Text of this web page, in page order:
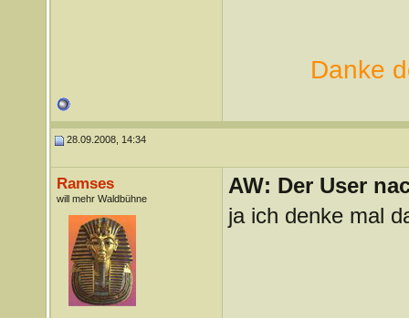
Danke
28.09.2008, 14:34
Ramses
will mehr Waldbühne
AW: Der User
ja ich denke mal